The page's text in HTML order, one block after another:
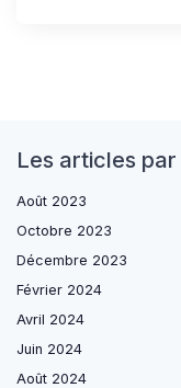
Les articles
Août 2023
Octobre 2023
Décembre 2023
Février 2024
Avril 2024
Juin 2024
Août 2024